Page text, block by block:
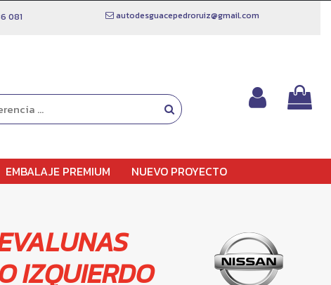
081 autodesguacepedroruiz@gmail.com
EMBALAJE PREMIUM NUEVO PROYECTO
IZQUIERDO